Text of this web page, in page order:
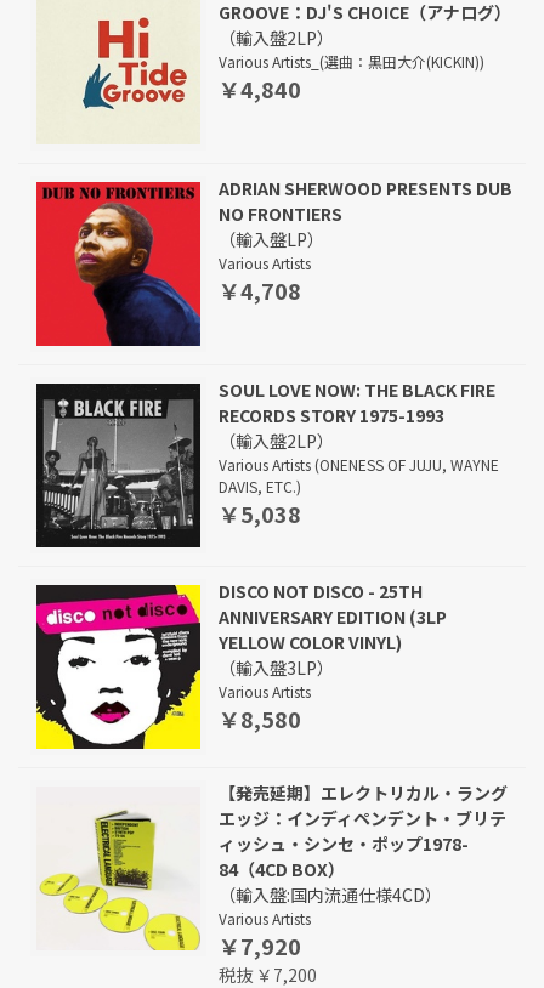
GROOVE：DJ'S CHOICE（アナログ）
（輸入盤2LP）
Various Artists_(選曲：黒田大介(KICKIN))
￥4,840
ADRIAN SHERWOOD PRESENTS DUB
NO FRONTIERS
（輸入盤LP）
Various Artists
￥4,708
SOUL LOVE NOW: THE BLACK FIRE
RECORDS STORY 1975-1993
（輸入盤2LP）
Various Artists (ONENESS OF JUJU, WAYNE
DAVIS, ETC.)
￥5,038
DISCO NOT DISCO - 25TH
ANNIVERSARY EDITION (3LP
YELLOW COLOR VINYL)
（輸入盤3LP）
Various Artists
￥8,580
【発売延期】エレクトリカル・ラング
エッジ：インディペンデント・ブリテ
ィッシュ・シンセ・ポップ1978-
84（4CD BOX）
（輸入盤:国内流通仕様4CD）
Various Artists
￥7,920
税抜 ￥7,200